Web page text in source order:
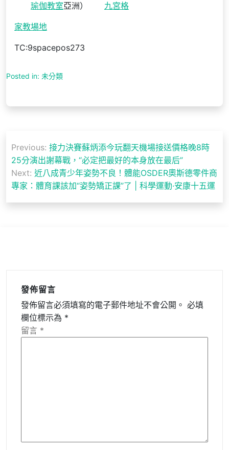
瑜伽教室亞洲） 九宮格
家教場地
TC:9spacepos273
Posted in: 未分類
章
導
覽
Previous: 接力決賽蘇炳添今玩翻天機場接送價格晚8時
25分演出謝幕戰，“必定把最好的本身放在最后”
Next: 近八成青少年姿勢不良！體能OSDER奧斯德零件商
專家：體育課該加“姿勢矯正課”了 | 科學運動·安康十五運
發佈留言
發佈留言必須填寫的電子郵件地址不會公開。 必填
欄位標示為 *
留言 *